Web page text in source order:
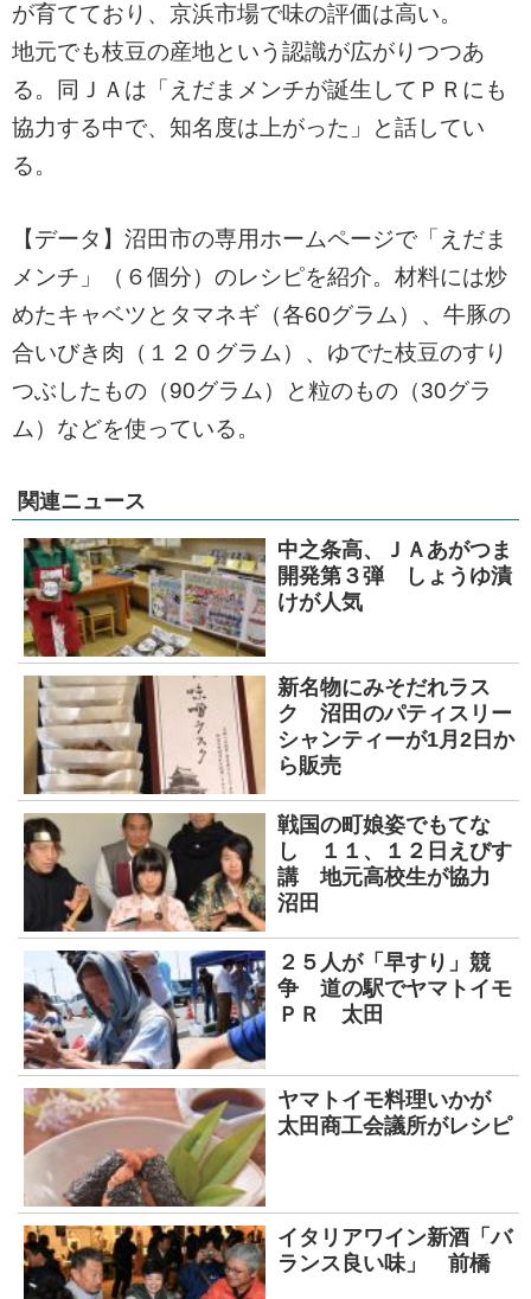
が育てており、京浜市場で味の評価は高い。
地元でも枝豆の産地という認識が広がりつつあ
る。同ＪＡは「えだまメンチが誕生してＰＲにも
協力する中で、知名度は上がった」と話してい
る。
【データ】沼田市の専用ホームページで「えだま
メンチ」（６個分）のレシピを紹介。材料には炒
めたキャベツとタマネギ（各60グラム）、牛豚の
合いびき肉（１２０グラム）、ゆでた枝豆のすり
つぶしたもの（90グラム）と粒のもの（30グラ
ム）などを使っている。
関連ニュース
中之条高、ＪＡあがつま
開発第３弾 しょうゆ漬
けが人気
新名物にみそだれラス
ク 沼田のパティスリー
シャンティーが1月2日か
ら販売
戦国の町娘姿でもてな
し １１、１２日えびす
講 地元高校生が協力
沼田
２５人が「早すり」競
争 道の駅でヤマトイモ
ＰＲ 太田
ヤマトイモ料理いかが
太田商工会議所がレシピ
イタリアワイン新酒「バ
ランス良い味」 前橋